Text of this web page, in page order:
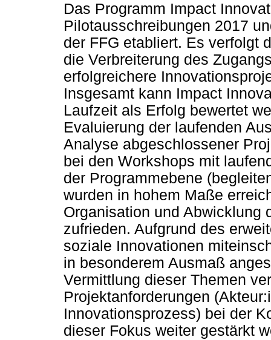
Das Programm Impact
Pilotausschreibungen 2017
der FFG etabliert. Es verfolgt
die Verbreiterung des
erfolgreichere
Insgesamt kann Impact
Laufzeit als Erfolg bewertet
Evaluierung der laufenden
Analyse abgeschlossener
bei den Workshops mit
der Programmebene
wurden in hohem Maße
Organisation und Abwicklung
zufrieden. Aufgrund des
soziale Innovationen
in besonderem Ausmaß
Vermittlung dieser Themen
Projektanforderungen
Innovationsprozess) bei der
dieser Fokus weiter gestärkt